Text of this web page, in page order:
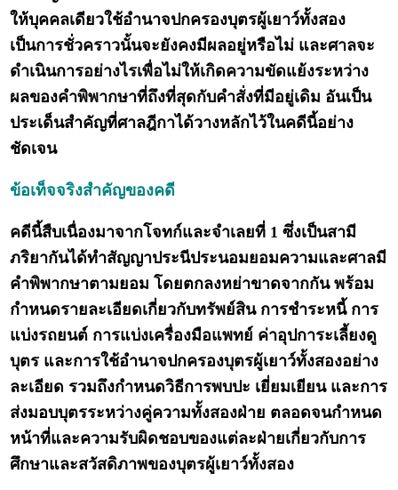
ให้บุคคลเดียวใช้อำนาจปกครองบุตรผู้เยาว์ทั้งสอง
เป็นการชั่วคราวนั้นจะยังคงมีผลอยู่หรือไม่ และศาลจะ
ดำเนินการอย่างไรเพื่อไม่ให้เกิดความขัดแย้งระหว่าง
ผลของคำพิพากษาที่ถึงที่สุดกับคำสั่งที่มีอยู่เดิม อันเป็น
ประเด็นสำคัญที่ศาลฎีกาได้วางหลักไว้ในคดีนี้อย่าง
ชัดเจน
ข้อเท็จจริงสำคัญของคดี
คดีนี้สืบเนื่องมาจากโจทก์และจำเลยที่ 1 ซึ่งเป็นสามี
ภริยากันได้ทำสัญญาประนีประนอมยอมความและศาลมี
คำพิพากษาตามยอม โดยตกลงหย่าขาดจากกัน พร้อม
กำหนดรายละเอียดเกี่ยวกับทรัพย์สิน การชำระหนี้ การ
แบ่งรถยนต์ การแบ่งเครื่องมือแพทย์ ค่าอุปการะเลี้ยงดู
บุตร และการใช้อำนาจปกครองบุตรผู้เยาว์ทั้งสองอย่าง
ละเอียด รวมถึงกำหนดวิธีการพบปะ เยี่ยมเยียน และการ
ส่งมอบบุตรระหว่างคู่ความทั้งสองฝ่าย ตลอดจนกำหนด
หน้าที่และความรับผิดชอบของแต่ละฝ่ายเกี่ยวกับการ
ศึกษาและสวัสดิภาพของบุตรผู้เยาว์ทั้งสอง